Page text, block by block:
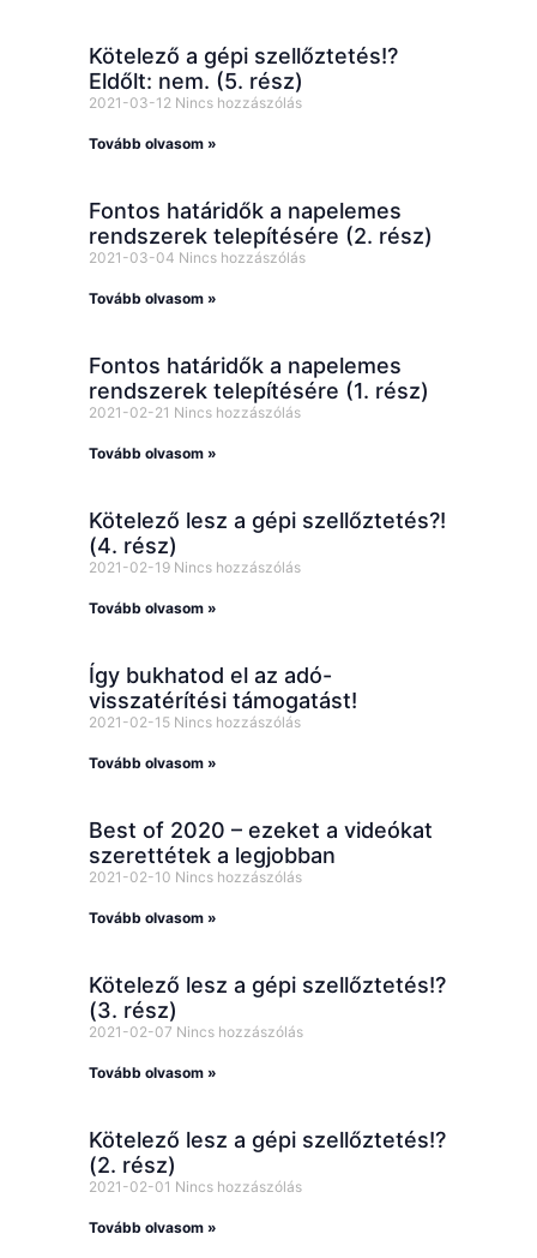
Kötelező a gépi szellőztetés!?
Eldőlt: nem. (5. rész)
2021-03-12 Nincs hozzászólás
Tovább olvasom »
Fontos határidők a napelemes
rendszerek telepítésére (2. rész)
2021-03-04 Nincs hozzászólás
Tovább olvasom »
Fontos határidők a napelemes
rendszerek telepítésére (1. rész)
2021-02-21 Nincs hozzászólás
Tovább olvasom »
Kötelező lesz a gépi szellőztetés?!
(4. rész)
2021-02-19 Nincs hozzászólás
Tovább olvasom »
Így bukhatod el az adó-
visszatérítési támogatást!
2021-02-15 Nincs hozzászólás
Tovább olvasom »
Best of 2020 – ezeket a videókat
szerettétek a legjobban
2021-02-10 Nincs hozzászólás
Tovább olvasom »
Kötelező lesz a gépi szellőztetés!?
(3. rész)
2021-02-07 Nincs hozzászólás
Tovább olvasom »
Kötelező lesz a gépi szellőztetés!?
(2. rész)
2021-02-01 Nincs hozzászólás
Tovább olvasom »